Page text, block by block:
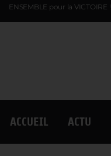
ENSEMBLE pour la VICTOIRE !
ACCUEIL ACTU